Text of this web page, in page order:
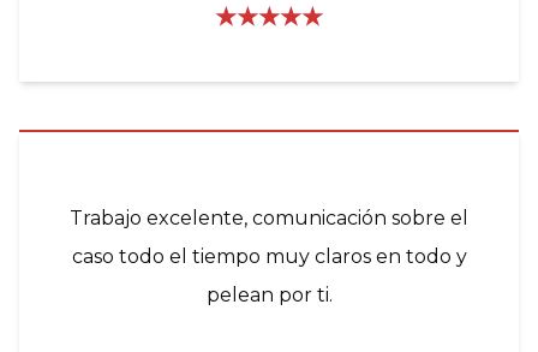
★★★★★
Trabajo excelente, comunicación sobre el
caso todo el tiempo muy claros en todo y
pelean por ti.